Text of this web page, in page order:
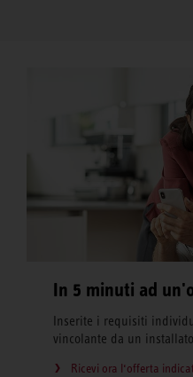
In 5 minuti ad
Inserite i requisiti
vincolante da un
Ricevi ora l‘offerta